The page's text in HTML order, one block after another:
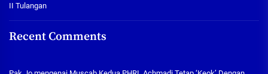
II Tulangan
Recent Comments